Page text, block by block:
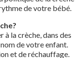
de votre bébé.
la crèche, dans des
de votre enfant.
et de réchauffage.